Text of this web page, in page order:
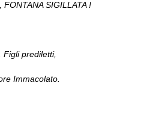
FONTANA SIGILLATA !
prediletti,
Immacolato.